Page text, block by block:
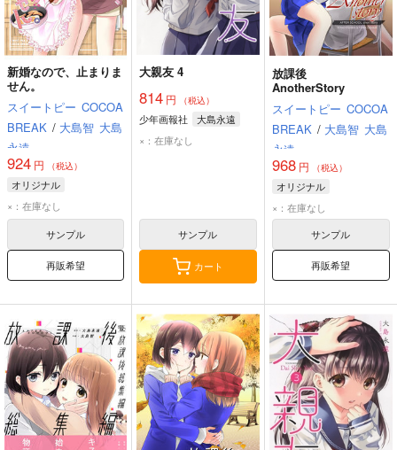
新婚なので、止まりま
せん。
スイートピー COCOA
BREAK / 大島智 大島
永遠
924 円 （税込）
オリジナル
×：在庫なし
サンプル
再販希望
大親友 4
814 円 （税込）
少年画報社
大島永遠
×：在庫なし
サンプル
カート
放課後
AnotherStory
スイートピー COCOA
BREAK / 大島智 大島
永遠
968円 （税込）
オリジナル
×：在庫なし
サンプル
再販希望